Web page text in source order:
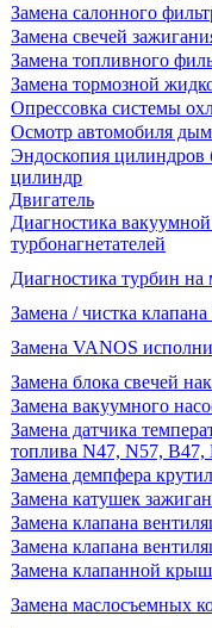
Замена салонного
Замена свечей
Замена топливного
Замена тормозной
Опрессовка системы
Осмотр автомобиля
Эндоскопия цилиндров
цилиндр
Двигатель
Диагностика
турбонагнетателей
Диагностика турбин на
Замена / чистка
Замена VANOS
Замена блока свечей
Замена вакуумного
Замена датчика
топлива N47, N57, B47,
Замена демпфера
Замена катушек
Замена клапана
Замена клапана
Замена клапанной
Замена маслосъемных